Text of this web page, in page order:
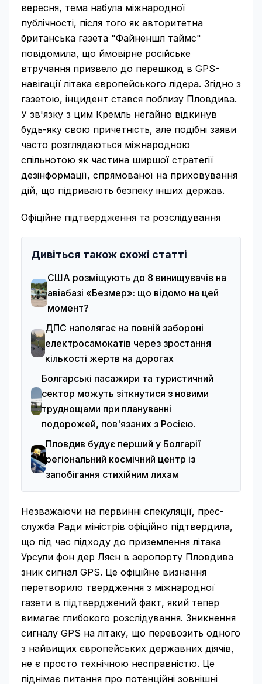
вересня, тема набула міжнародної
публічності, після того як авторитетна
британська газета "Файненшл таймс"
повідомила, що ймовірне російське
втручання призвело до перешкод в GPS-
навігації літака європейського лідера. Згідно з
газетою, інцидент стався поблизу Пловдива.
У зв'язку з цим Кремль негайно відкинув
будь-яку свою причетність, але подібні заяви
часто розглядаються міжнародною
спільнотою як частина ширшої стратегії
дезінформації, спрямованої на приховування
дій, що підривають безпеку інших держав.
Офіційне підтвердження та розслідування
Дивіться також схожі статті
США розміщують до 8 винищувачів на
авіабазі «Безмер»: що відомо на цей
момент?
ДПС наполягає на повній забороні
електросамокатів через зростання
кількості жертв на дорогах
Болгарські пасажири та туристичний
сектор можуть зіткнутися з новими
труднощами при плануванні
подорожей, пов'язаних з Росією.
Пловдив будує перший у Болгарії
регіональний космічний центр із
запобігання стихійним лихам
Незважаючи на первинні спекуляції, прес-
служба Ради міністрів офіційно підтвердила,
що під час підходу до приземлення літака
Урсули фон дер Ляєн в аеропорту Пловдива
зник сигнал GPS. Це офіційне визнання
перетворило твердження з міжнародної
газети в підтверджений факт, який тепер
вимагає глибокого розслідування. Зникнення
сигналу GPS на літаку, що перевозить одного
з найвищих європейських державних діячів,
не є просто технічною несправністю. Це
піднімає питання про потенційні зовнішні